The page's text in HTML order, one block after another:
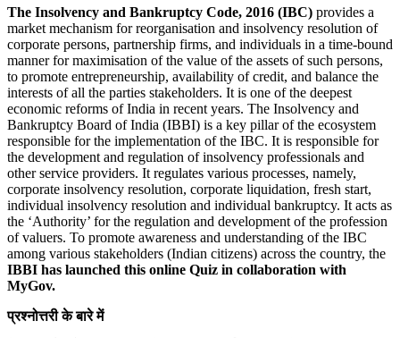
The Insolvency and Bankruptcy Code, 2016 (IBC) provides a
market mechanism for reorganisation and insolvency resolution of
corporate persons, partnership firms, and individuals in a time-bound
manner for maximisation of the value of the assets of such persons,
to promote entrepreneurship, availability of credit, and balance the
interests of all the parties stakeholders. It is one of the deepest
economic reforms of India in recent years. The Insolvency and
Bankruptcy Board of India (IBBI) is a key pillar of the ecosystem
responsible for the implementation of the IBC. It is responsible for
the development and regulation of insolvency professionals and
other service providers. It regulates various processes, namely,
corporate insolvency resolution, corporate liquidation, fresh start,
individual insolvency resolution and individual bankruptcy. It acts as
the ‘Authority’ for the regulation and development of the profession
of valuers. To promote awareness and understanding of the IBC
among various stakeholders (Indian citizens) across the country, the
IBBI has launched this online Quiz in collaboration with
MyGov.
प्रश्नोत्तरी के बारे में